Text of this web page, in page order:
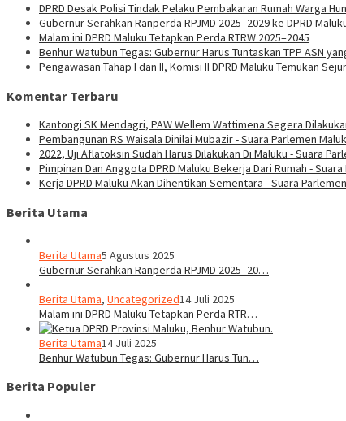
DPRD Desak Polisi Tindak Pelaku Pembakaran Rumah Warga
Gubernur Serahkan Ranperda RPJMD 2025–2029 ke DPRD
Malam ini DPRD Maluku Tetapkan Perda RTRW 2025–2045
Benhur Watubun Tegas: Gubernur Harus Tuntaskan TPP ASN
Pengawasan Tahap I dan II, Komisi II DPRD Maluku Temukan
Komentar Terbaru
Kantongi SK Mendagri, PAW Wellem Wattimena Segera
Pembangunan RS Waisala Dinilai Mubazir - Suara Parlemen
2022, Uji Aflatoksin Sudah Harus Dilakukan Di Maluku - Suara
Pimpinan Dan Anggota DPRD Maluku Bekerja Dari Rumah -
Kerja DPRD Maluku Akan Dihentikan Sementara - Suara
Berita Utama
Berita Utama5 Agustus 2025
Gubernur Serahkan Ranperda RPJMD 2025–20…
Berita Utama, Uncategorized14 Juli 2025
Malam ini DPRD Maluku Tetapkan Perda RTR…
Berita Utama14 Juli 2025
Benhur Watubun Tegas: Gubernur Harus Tun…
Berita Populer